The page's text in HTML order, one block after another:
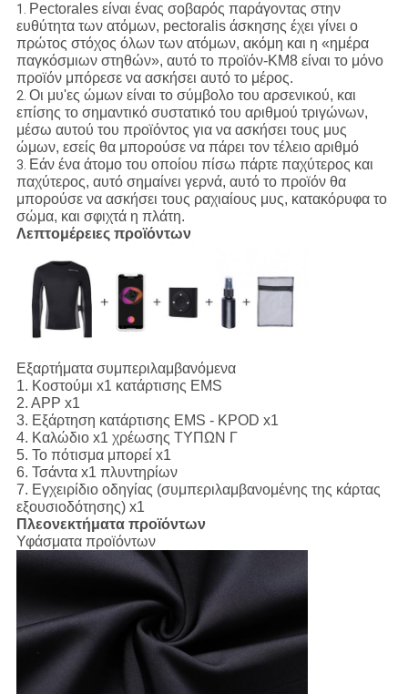
1. Pectorales είναι ένας σοβαρός παράγοντας στην
ευθύτητα των ατόμων, pectoralis άσκησης έχει γίνει ο
πρώτος στόχος όλων των ατόμων, ακόμη και η «ημέρα
παγκόσμιων στηθών», αυτό το προϊόν-KM8 είναι το μόνο
προϊόν μπόρεσε να ασκήσει αυτό το μέρος.
2. Οι μυ'ες ώμων είναι το σύμβολο του αρσενικού, και
επίσης το σημαντικό συστατικό του αριθμού τριγώνων,
μέσω αυτού του προϊόντος για να ασκήσει τους μυς
ώμων, εσείς θα μπορούσε να πάρει τον τέλειο αριθμό
3. Εάν ένα άτομο του οποίου πίσω πάρτε παχύτερος και
παχύτερος, αυτό σημαίνει γερνά, αυτό το προϊόν θα
μπορούσε να ασκήσει τους ραχιαίους μυς, κατακόρυφα το
σώμα, και σφιχτά η πλάτη.
Λεπτομέρειες προϊόντων
Εξαρτήματα συμπεριλαμβανόμενα
1. Κοστούμι x1 κατάρτισης EMS
2. APP x1
3. Εξάρτηση κατάρτισης EMS - KPOD x1
4. Καλώδιο x1 χρέωσης ΤΥΠΩΝ Γ
5. Το πότισμα μπορεί x1
6. Τσάντα x1 πλυντηρίων
7. Εγχειρίδιο οδηγίας (συμπεριλαμβανομένης της κάρτας
εξουσιοδότησης) x1
Πλεονεκτήματα προϊόντων
Υφάσματα προϊόντων